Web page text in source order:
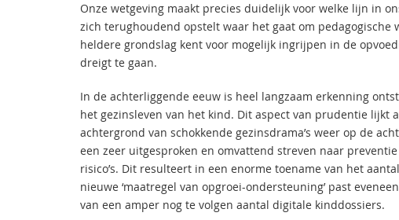
Onze wetgeving maakt precies duidelijk voor welke lijn in
zich terughoudend opstelt waar het gaat om
heldere grondslag kent voor mogelijk ingrijpen in de
dreigt te gaan.
In de achterliggende eeuw is heel langzaam erkenning
het gezinsleven van het kind. Dit aspect van prudentie lijkt
achtergrond van schokkende gezinsdrama’s weer op de
een zeer uitgesproken en omvattend streven naar
risico’s. Dit resulteert in een enorme toename van het
nieuwe ‘maatregel van opgroei-ondersteuning’ past
van een amper nog te volgen aantal digitale kinddossiers.